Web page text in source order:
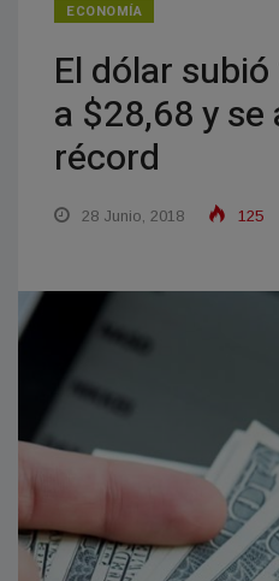
ECONOMÍA
El dólar
a $28,68 y se
récord
28 Junio, 2018 125